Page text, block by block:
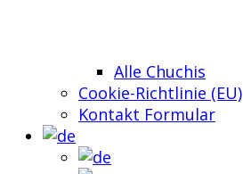
Alle Chuchis
Cookie-Richtlinie (EU)
Kontakt Formular